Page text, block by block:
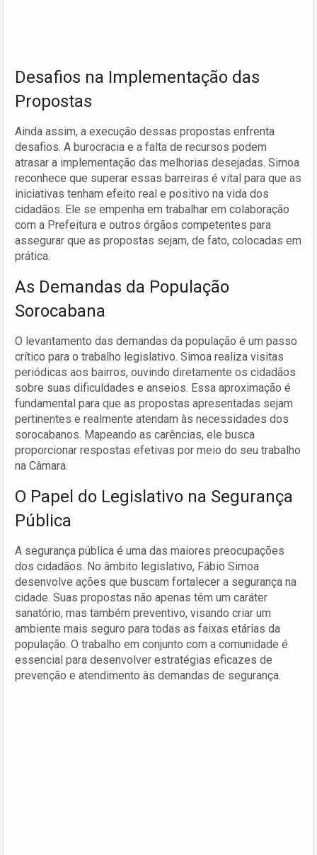
Desafios na Implementação das
Propostas
Ainda assim, a execução dessas propostas enfrenta
desafios. A burocracia e a falta de recursos podem
atrasar a implementação das melhorias desejadas. Simoa
reconhece que superar essas barreiras é vital para que as
iniciativas tenham efeito real e positivo na vida dos
cidadãos. Ele se empenha em trabalhar em colaboração
com a Prefeitura e outros órgãos competentes para
assegurar que as propostas sejam, de fato, colocadas em
prática.
As Demandas da População
Sorocabana
O levantamento das demandas da população é um passo
crítico para o trabalho legislativo. Simoa realiza visitas
periódicas aos bairros, ouvindo diretamente os cidadãos
sobre suas dificuldades e anseios. Essa aproximação é
fundamental para que as propostas apresentadas sejam
pertinentes e realmente atendam às necessidades dos
sorocabanos. Mapeando as carências, ele busca
proporcionar respostas efetivas por meio do seu trabalho
na Câmara.
O Papel do Legislativo na Segurança
Pública
A segurança pública é uma das maiores preocupações
dos cidadãos. No âmbito legislativo, Fábio Simoa
desenvolve ações que buscam fortalecer a segurança na
cidade. Suas propostas não apenas têm um caráter
sanatório, mas também preventivo, visando criar um
ambiente mais seguro para todas as faixas etárias da
população. O trabalho em conjunto com a comunidade é
essencial para desenvolver estratégias eficazes de
prevenção e atendimento às demandas de segurança.